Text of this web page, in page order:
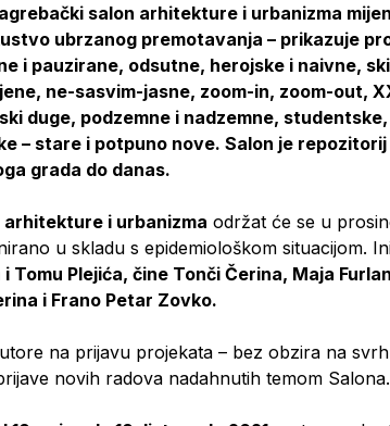
salon arhitekture i urbanizma
ubrzanog premotavanja – prikazuje
i pauzirane, odsutne, herojske i naivne,
ne-sasvim-jasne, zoom-in, zoom-out,
duge, podzemne i nadzemne,
– stare i potpuno nove. Salon je
grada do danas.
i urbanizma održat će se u
u skladu s epidemiološkom situacijom.
i Tomu Plejića, čine Tonči Čerina, Maja
i Frano Petar Zovko.
na prijavu projekata – bez obzira na
novih radova nadahnutih temom Salona.